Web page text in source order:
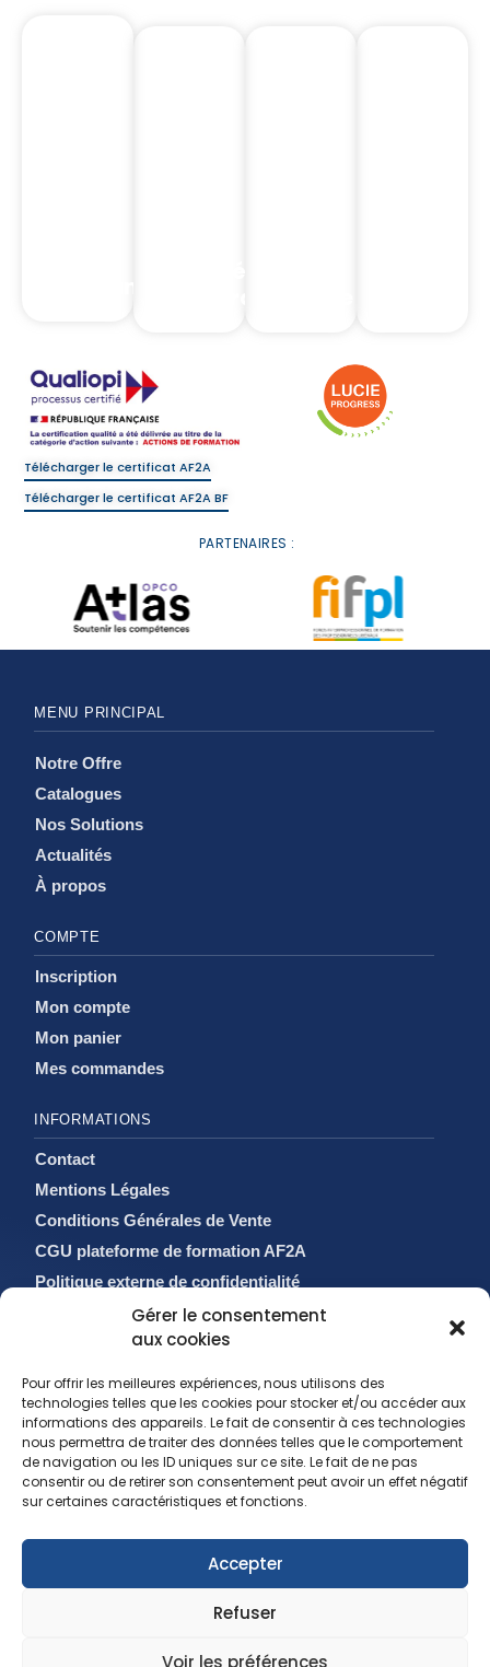
Gérer le consentement
aux cookies
Pour offrir les meilleures expériences, nous utilisons des
technologies telles que les cookies pour stocker et/ou accéder aux
informations des appareils. Le fait de consentir à ces technologies
nous permettra de traiter des données telles que le comportement
de navigation ou les ID uniques sur ce site. Le fait de ne pas
consentir ou de retirer son consentement peut avoir un effet négatif
sur certaines caractéristiques et fonctions.
Accepter
Refuser
Voir les préférences
Télécharger le certificat AF2A
Télécharger le certificat AF2A BF
PARTENAIRES :
reclamation@af2a.com
Copyright 2025 AF2A. Tous droits réservés.
INFORMATIONS
Contact
Mentions Légales
Conditions Générales de Vente
CGU plateforme de formation AF2A
Politique externe de confidentialité
Politique de cookies (EU)
MENU PRINCIPAL
Notre Offre
Catalogues
Nos Solutions
Actualités
À propos
COMPTE
Inscription
Mon compte
Mon panier
Mes commandes